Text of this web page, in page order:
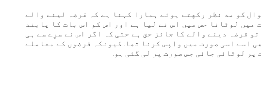
کو مد نظر ركهتے ہوئے ہمارا كہنا ہے کہ قرضہ لینے والے
میں لوٹانا جس میں اس نے لیا ہے اور اس کو اس بات کا پابند
قرضہ دینے والے کا جائز حق ہے حتی کہ اگر اس نے سرِے سے ہی
اسے اسی صورت میں واپس کرنا تھا. کیونکہ قرضوں کے معاملے
پر لوٹائی جائی جس صورت پر لی گئی ہو.